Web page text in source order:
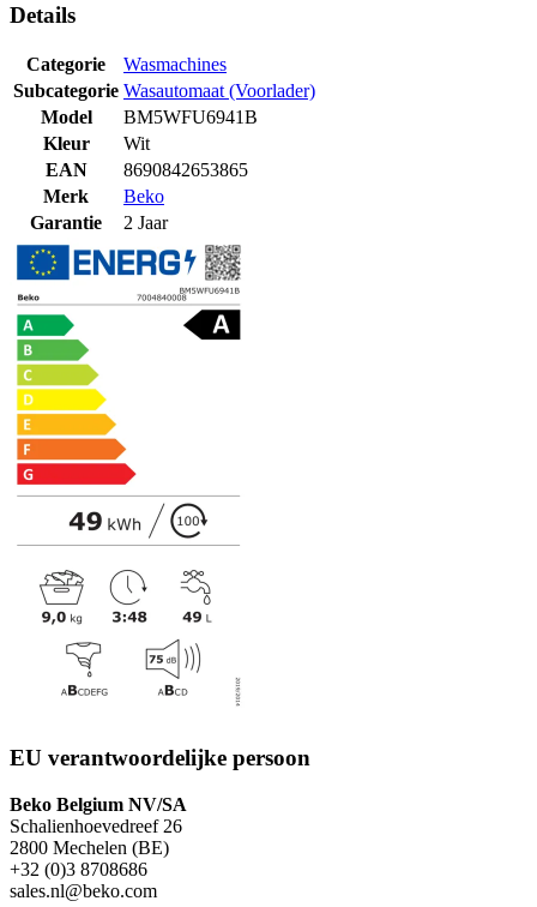
Details
Categorie
Wasmachines
Subcategorie Wasautomaat (Voorlader)
Model
BM5WFU6941B
Kleur
Wit
EAN
8690842653865
Merk
Beko
Garantie
2 Jaar
EU verantwoordelijke persoon
Beko Belgium NV/SA
Schalienhoevedreef 26
2800 Mechelen (BE)
+32 (0)3 8708686
sales.nl@beko.com